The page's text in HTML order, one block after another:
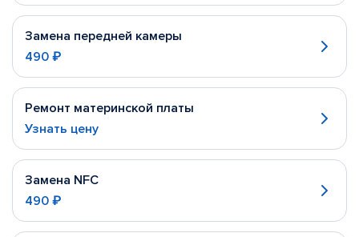
Замена передней камеры
490 ₽
Ремонт материнской платы
Узнать цену
Замена NFC
490 ₽